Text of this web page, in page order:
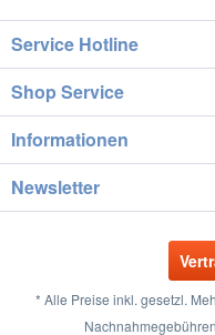
Service Hotline
Shop Service
Informationen
Newsletter
* Alle Preise inkl. gesetzl.